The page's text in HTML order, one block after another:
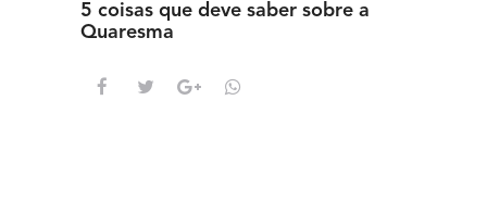
5 coisas que deve saber sobre a
Quaresma